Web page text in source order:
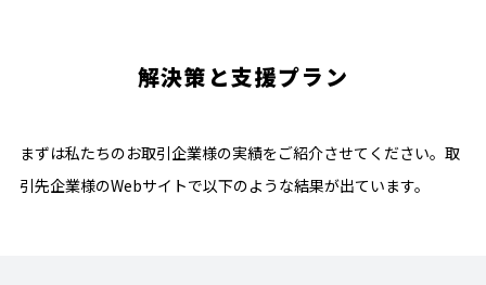
解決策と支援プラン
まずは私たちのお取引企業様の実績をご紹介させてください。取
引先企業様のWebサイトで以下のような結果が出ています。